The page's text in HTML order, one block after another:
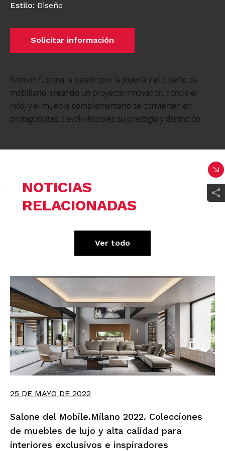
Estilo: Diseño
Solicitar información
Nomon fusiona la pasión por la joyería y el diseño de
mobiliario, creando un proyecto innovador, donde el
reloj y el mueble complementario se convierten en
protagonistas, devolviéndoles su prestigio y distinción.
NOTICIAS
RELACIONADAS
Ver todo
25 DE MAYO DE 2022
Salone del Mobile.Milano 2022. Colecciones
de muebles de lujo y alta calidad para
interiores exclusivos e inspiradores